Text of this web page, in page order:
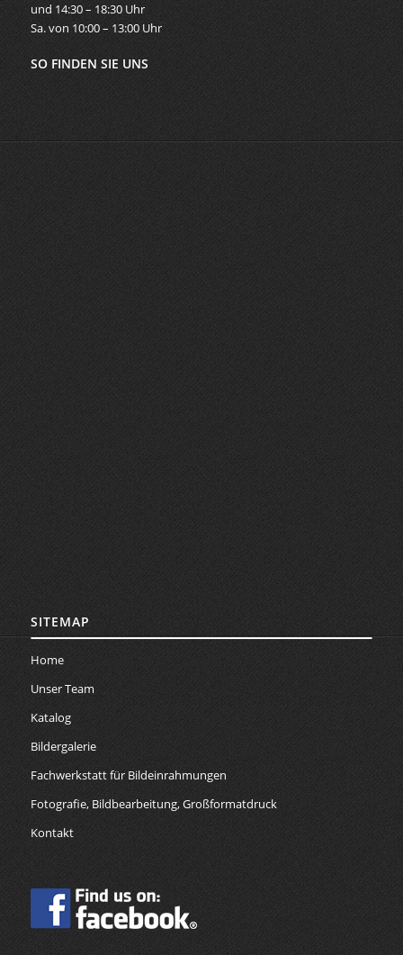
und 14:30 – 18:30 Uhr
Sa. von 10:00 – 13:00 Uhr
SO FINDEN SIE UNS
SITEMAP
Home
Unser Team
Katalog
Bildergalerie
Fachwerkstatt für Bildeinrahmungen
Fotografie, Bildbearbeitung, Großformatdruck
Kontakt